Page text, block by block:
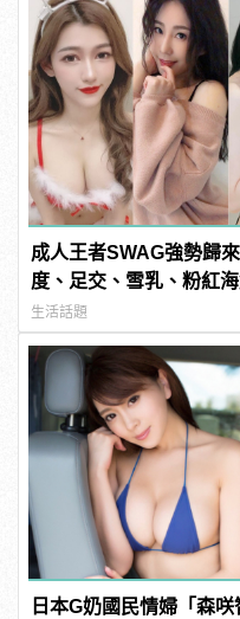
成人王者SWAG強勢歸
度、足交、雪乳、粉紅
連結！ | manfashion這
生活話題
日本G奶國民情婦「森